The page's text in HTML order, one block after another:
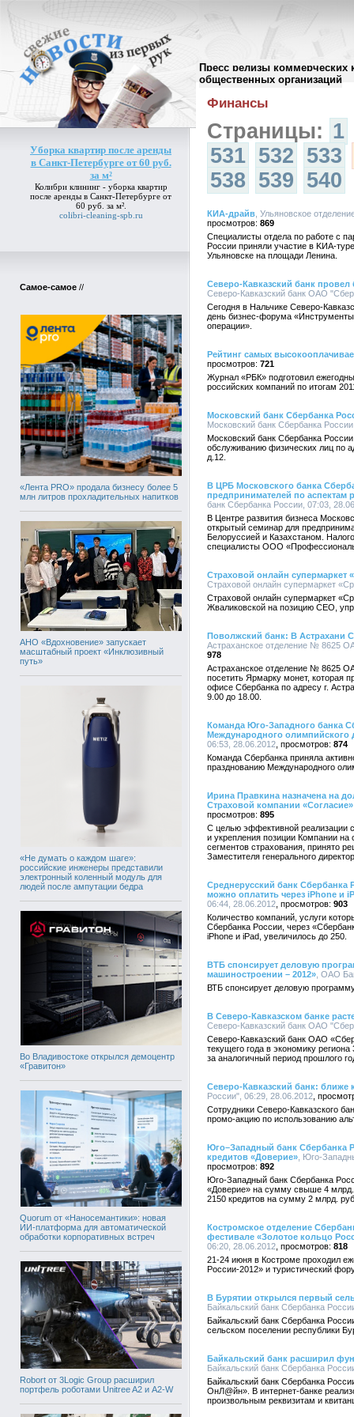
Пресс релизы коммерческих
общественных организаций
Уборка квартир после аренды
в Санкт-Петербурге от 60 руб.
за м²
Колибри клининг - уборка квартир
после аренды в Санкт-Петербурге от
60 руб. за м².
colibri-cleaning-spb.ru
Самое-самое //
«Лента PRO» продала бизнесу более 5
млн литров прохладительных напитков
АНО «Вдохновение» запускает
масштабный проект «Инклюзивный
путь»
«Не думать о каждом шаге»:
российские инженеры представили
электронный коленный модуль для
людей после ампутации бедра
Во Владивостоке открылся демоцентр
«Гравитон»
Quorum от «Наносемантики»: новая
ИИ-платформа для автоматической
обработки корпоративных встреч
Robort от 3Logic Group расширил
портфель роботами Unitree A2 и A2-W
Архив пресс-релизов//
Финансы
Страницы: 1
531 532 533
538 539 540
КИА-драйв , Ульяновское
869
Специалисты отдела по работе с
России приняли участие в KИА-
Ульяновске на площади Ленина.
Северо-Кавказский банк
Северо-Кавказский банк ОАО
Сегодня в Нальчике Северо-
день бизнес-форума
операции».
Рейтинг самых
721
Журнал «РБК» подготовил
российских компаний по итогам
Московский банк Сбербанка
Московский банк Сбербанка
Московский банк Сбербанка
обслуживанию физических лиц по
д.12.
В ЦРБ Московского банка
предпринимателей по аспектам
банк Сбербанка России, 07:03,
В Центре развития бизнеса
открытый семинар для
Белоруссией и Казахстаном.
специалисты ООО
Страховой онлайн супермаркет
Страховой онлайн супермаркет
Страховой онлайн супермаркет
Жваликовской на позицию СЕО,
Поволжский банк: В Астрахани
Астраханское отделение № 8625
978
Астраханское отделение № 8625
посетить Ярмарку монет, которая
офисе Сбербанка по адресу г.
9.00 до 18.00.
Команда Юго-Западного банка
Международного олимпийского
06:53, 28.06.2012
874
Команда Сбербанка приняла
празднованию Международного
Ирина Правкина назначена на
Страховой компании «Согласие»
895
С целью эффективной реализации
и укрепления позиции Компании
сегментов страхования, принято
Заместителя генерального
Среднерусский банк Сбербанка
можно оплатить через iPhone и
06:44, 28.06.2012
903
Количество компаний, услуги
Сбербанка России, через
iPhone и iPad, увеличилось до 250.
ВТБ спонсирует деловую
машиностроении – 2012» , ОАО
ВТБ спонсирует деловую
В Северо-Кавказском банке
Северо-Кавказский банк ОАО
Северо-Кавказский банк ОАО
текущего года в экономику
за аналогичный период прошлого
Северо-Кавказский банк: ближе
России", 06:29, 28.06.2012
Сотрудники Северо-Кавказского
промо-акцию по использованию
Юго–Западный банк Сбербанка
кредитов «Доверие» , Юго-
892
Юго-Западный банк Сбербанка
«Доверие» на сумму свыше 4
2150 кредитов на сумму 2 млрд.
Костромское отделение
фестивале «Золотое кольцо
06:20, 28.06.2012
818
21-24 июня в Костроме проходил
России-2012» и туристический
В Бурятии открылся первый
Байкальский банк Сбербанка
Байкальский банк Сбербанка
сельском поселении республики
Байкальский банк расширил
Байкальский банк Сбербанка
Байкальский банк Сбербанка
ОнЛ@йн». В интернет-банке
произвольным реквизитам и